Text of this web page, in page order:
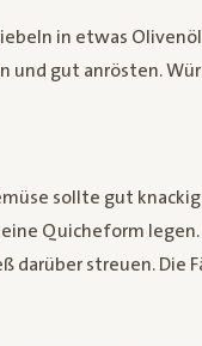
in etwas
und gut anrösten.
sollte gut
Quicheform
darüber streuen. Die